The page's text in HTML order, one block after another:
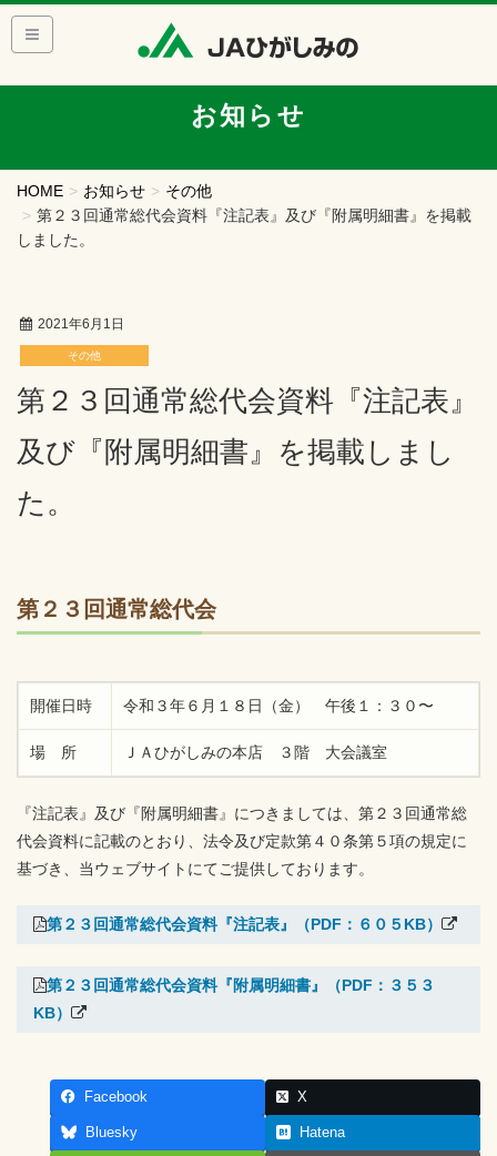
お知らせ
HOME お知らせ
その他
第２３回通常総代会資料『注記表』及び『附属明細書』を掲載
しました。
2021年6月1日
その他
第２３回通常総代会資料『注記表』
及び『附属明細書』を掲載しまし
た。
第２３回通常総代会
開催日時 令和３年６月１８日（金） 午後１：３０〜
場 所 ＪＡひがしみの本店 ３階 大会議室
『注記表』及び『附属明細書』につきましては、第２３回通常総
代会資料に記載のとおり、法令及び定款第４０条第５項の規定に
基づき、当ウェブサイトにてご提供しております。
第２３回通常総代会資料『注記表』（PDF：６０５KB）
第２３回通常総代会資料『附属明細書』（PDF：３５３
KB）
Facebook X
Bluesky Hatena